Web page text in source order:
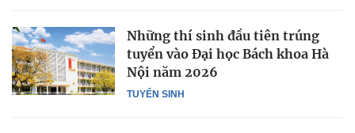
TUYỂN SINH
Những thí sinh đầu tiên trúng
tuyển vào Đại học Bách khoa Hà
Nội năm 2026